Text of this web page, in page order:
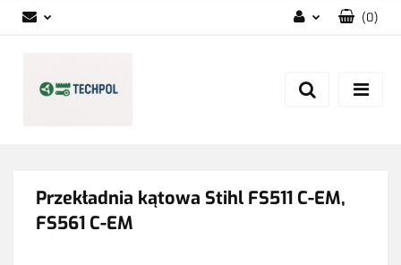
Zarejestruj się
(0)
Przekładnia kątowa Stihl FS511 C-EM,
FS561 C-EM